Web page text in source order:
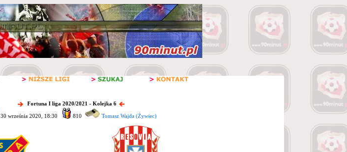
Fortuna I liga 2020/2021 - Kolejka 6
30 września 2020, 18:30 810 Tomasz Wajda (Żywiec)